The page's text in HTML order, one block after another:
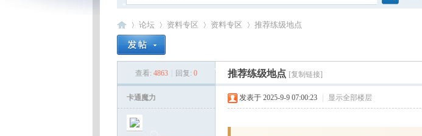
论坛
›
资料专区 资料专区
›
推荐练级地点
查看: 4863 回复: 0 推荐练级地点 [复制链接]
卡通魔力 发表于 2025-9-9 07:00:23 显示全部楼层